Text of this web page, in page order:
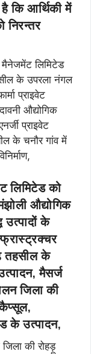
कि आर्थिकी में
मैनेजमेंट लिमिटेड
के उपरला नंगल
प्राइवेट
औद्योगिक
प्राइवेट
के चनौर गांव में
लिमिटेड को
औद्योगिक
उत्पादों के
तहसील के
मैसर्ज
जिला की
के उत्पादन,
की रोहड़ू